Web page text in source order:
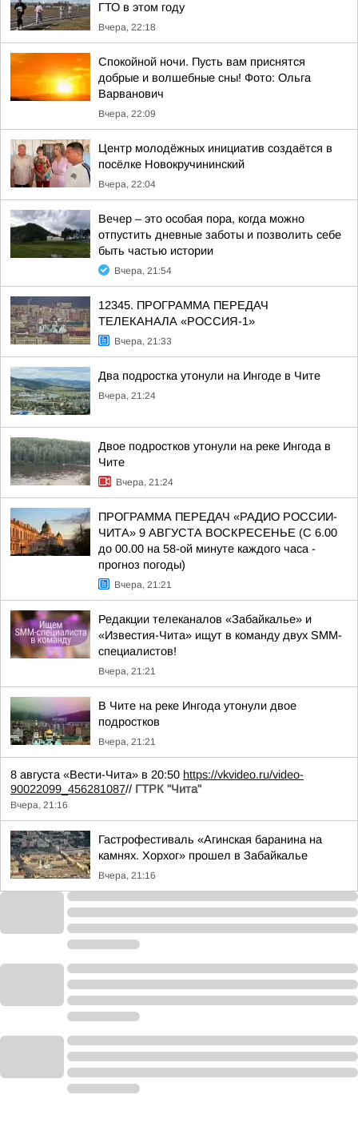
ГТО в этом году
Вчера, 22:18
Спокойной ночи. Пусть вам приснятся
добрые и волшебные сны! Фото: Ольга
Варванович
Вчера, 22:09
Центр молодёжных инициатив создаётся в
посёлке Новокручининский
Вчера, 22:04
Вечер – это особая пора, когда можно
отпустить дневные заботы и позволить себе
быть частью истории
Вчера, 21:54
12345. ПРОГРАММА ПЕРЕДАЧ
ТЕЛЕКАНАЛА «РОССИЯ-1»
Вчера, 21:33
Два подростка утонули на Ингоде в Чите
Вчера, 21:24
Двое подростков утонули на реке Ингода в
Чите
Вчера, 21:24
ПРОГРАММА ПЕРЕДАЧ «РАДИО РОССИИ-
ЧИТА» 9 АВГУСТА ВОСКРЕСЕНЬЕ (С 6.00
до 00.00 на 58-ой минуте каждого часа -
прогноз погоды)
Вчера, 21:21
Редакции телеканалов «Забайкалье» и
«Известия-Чита» ищут в команду двух SMM-
специалистов!
Вчера, 21:21
В Чите на реке Ингода утонули двое
подростков
Вчера, 21:21
8 августа «Вести-Чита» в 20:50 https://vkvideo.ru/video-
90022099_456281087// ГТРК "Чита"
Вчера, 21:16
Гастрофестиваль «Агинская баранина на
камнях. Хорхог» прошел в Забайкалье
Вчера, 21:16